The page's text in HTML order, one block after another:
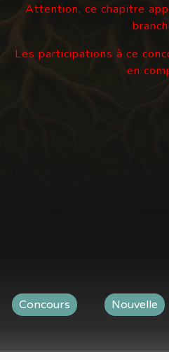
Attention, ce chapitre
Les participations à ce
en
Concours Nouvelle